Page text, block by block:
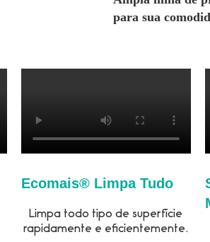
para sua
Ecomais® Limpa Tudo
Limpa todo tipo de superfície
rapidamente e eficientemente.